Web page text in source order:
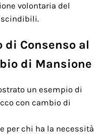
volontaria del
Consenso al
di Mansione
un esempio di
con cambio di
per chi ha la necessità